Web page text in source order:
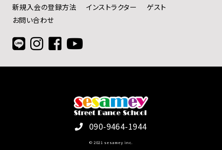
新規入会の登録方法
インストラクター
ゲスト
お問い合わせ
090-9464-1944
© 2021 sesamey inc.